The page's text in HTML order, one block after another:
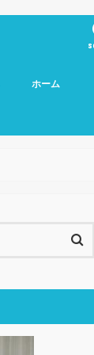
ホーム